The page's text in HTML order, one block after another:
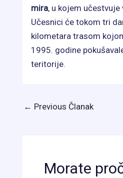
mira, u kojem učestvuje
Učesnici će tokom tri
kilometara trasom
1995. godine
teritorije.
← Previous Članak
Morate